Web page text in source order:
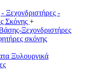
Ξεχονδριστήρες -
Σκόνης +
Ξεχονδριστήρες
σκόνης
Ξυλουργικά